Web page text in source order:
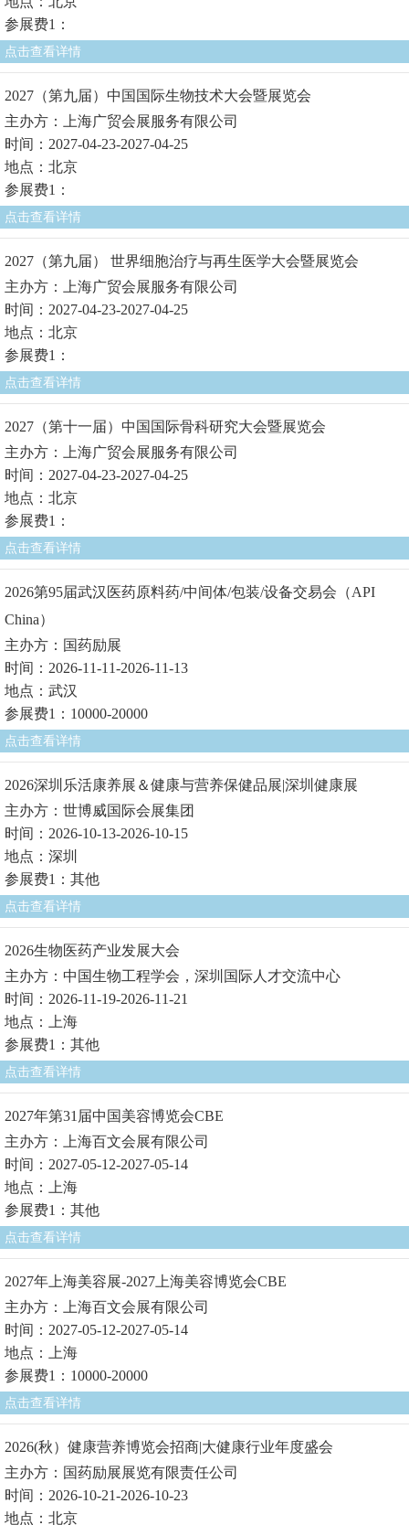
参展费1：
点击查看详情
2027（第九届）中国国际生物技术大会暨展览会
主办方：上海广贸会展服务有限公司
时间：2027-04-23-2027-04-25
地点：北京
参展费1：
点击查看详情
2027（第九届） 世界细胞治疗与再生医学大会暨展览会
主办方：上海广贸会展服务有限公司
时间：2027-04-23-2027-04-25
地点：北京
参展费1：
点击查看详情
2027（第十一届）中国国际骨科研究大会暨展览会
主办方：上海广贸会展服务有限公司
时间：2027-04-23-2027-04-25
地点：北京
参展费1：
点击查看详情
2026第95届武汉医药原料药/中间体/包装/设备交易会（API
China）
主办方：国药励展
时间：2026-11-11-2026-11-13
地点：武汉
参展费1：10000-20000
点击查看详情
2026深圳乐活康养展＆健康与营养保健品展|深圳健康展
主办方：世博威国际会展集团
时间：2026-10-13-2026-10-15
地点：深圳
参展费1：其他
点击查看详情
2026生物医药产业发展大会
主办方：中国生物工程学会，深圳国际人才交流中心
时间：2026-11-19-2026-11-21
地点：上海
参展费1：其他
点击查看详情
2027年第31届中国美容博览会CBE
主办方：上海百文会展有限公司
时间：2027-05-12-2027-05-14
地点：上海
参展费1：其他
点击查看详情
2027年上海美容展-2027上海美容博览会CBE
主办方：上海百文会展有限公司
时间：2027-05-12-2027-05-14
地点：上海
参展费1：10000-20000
点击查看详情
2026(秋）健康营养博览会招商|大健康行业年度盛会
主办方：国药励展展览有限责任公司
时间：2026-10-21-2026-10-23
地点：北京